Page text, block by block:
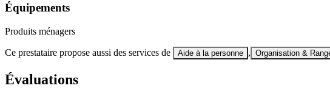
Équipements
Produits ménagers
Ce prestataire propose aussi des services de Aide à la personne , Organisation &
Évaluations